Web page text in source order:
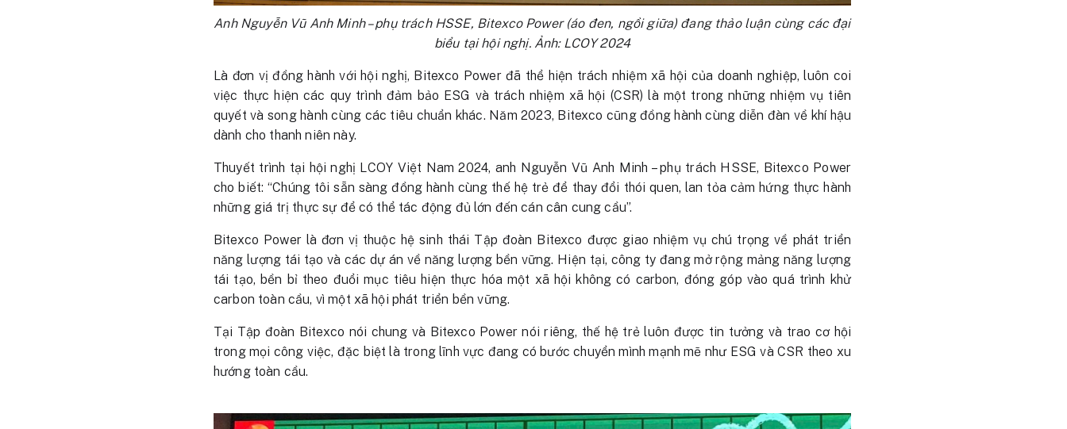
Anh Nguyễn Vũ Anh Minh – phụ trách HSSE, Bitexco Power (áo đen, ngồi giữa) đang thảo luận cùng các đại
biểu tại hội nghị. Ảnh: LCOY 2024
Là đơn vị đồng hành với hội nghị, Bitexco Power đã thể hiện trách nhiệm xã hội của doanh nghiệp, luôn coi
việc thực hiện các quy trình đảm bảo ESG và trách nhiệm xã hội (CSR) là một trong những nhiệm vụ tiên
quyết và song hành cùng các tiêu chuẩn khác. Năm 2023, Bitexco cũng đồng hành cùng diễn đàn về khí hậu
dành cho thanh niên này.
Thuyết trình tại hội nghị LCOY Việt Nam 2024, anh Nguyễn Vũ Anh Minh – phụ trách HSSE, Bitexco Power
cho biết: “Chúng tôi sẵn sàng đồng hành cùng thế hệ trẻ để thay đổi thói quen, lan tỏa cảm hứng thực hành
những giá trị thực sự để có thể tác động đủ lớn đến cán cân cung cầu”.
Bitexco Power là đơn vị thuộc hệ sinh thái Tập đoàn Bitexco được giao nhiệm vụ chú trọng về phát triển
năng lượng tái tạo và các dự án về năng lượng bền vững. Hiện tại, công ty đang mở rộng mảng năng lượng
tái tạo, bền bỉ theo đuổi mục tiêu hiện thực hóa một xã hội không có carbon, đóng góp vào quá trình khử
carbon toàn cầu, vì một xã hội phát triển bền vững.
Tại Tập đoàn Bitexco nói chung và Bitexco Power nói riêng, thế hệ trẻ luôn được tin tưởng và trao cơ hội
trong mọi công việc, đặc biệt là trong lĩnh vực đang có bước chuyển mình mạnh mẽ như ESG và CSR theo xu
hướng toàn cầu.